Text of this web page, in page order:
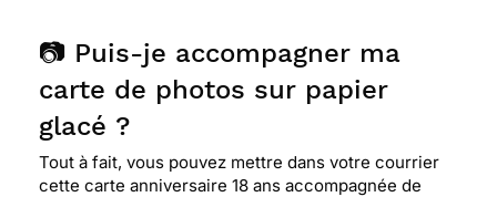
📷 Puis-je accompagner ma
carte de photos sur papier
glacé ?
Tout à fait, vous pouvez mettre dans votre courrier
cette carte anniversaire 18 ans accompagnée de